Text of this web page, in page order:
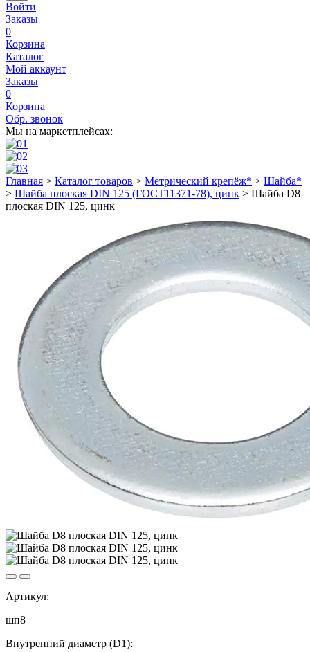
Войти
Заказы
0
Корзина
Каталог
Мой аккаунт
Заказы
0
Корзина
Обр. звонок
Мы на маркетплейсах:
Главная > Каталог товаров > Метрический крепёж* > Шайба*
> Шайба плоская DIN 125 (ГОСТ11371-78), цинк > Шайба D8
плоская DIN 125, цинк
Артикул:
шп8
Внутренний диаметр (D1):